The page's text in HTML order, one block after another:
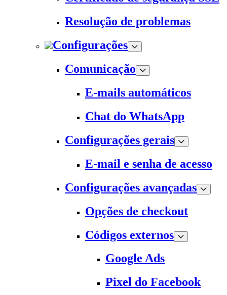
Resolução de problemas
Configurações
Comunicação
E-mails automáticos
Chat do WhatsApp
Configurações gerais
E-mail e senha de acesso
Configurações avançadas
Opções de checkout
Códigos externos
Google Ads
Pixel do Facebook